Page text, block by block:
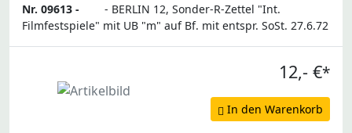
Nr. 09613 -
- BERLIN 12, Sonder-R-Zettel "Int.
Filmfestspiele" mit UB "m" auf Bf. mit entspr. SoSt. 27.6.72
12,- €*
In den Warenkorb